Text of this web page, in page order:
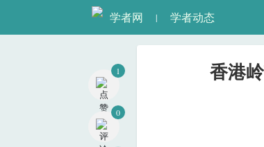
学者网 | 学者动态
香港